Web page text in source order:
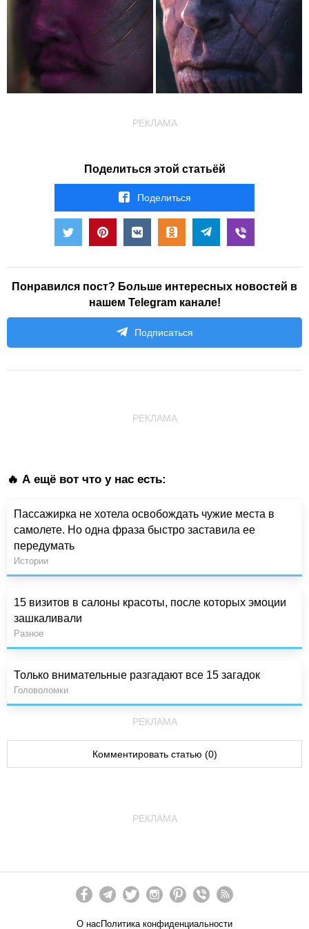
РЕКЛАМА
Поделиться этой статьёй
Поделиться
Понравился пост? Больше интересных новостей в
нашем Telegram канале!
Подписаться
РЕКЛАМА
🔥 А ещё вот что у нас есть:
Пассажирка не хотела освобождать чужие места в
самолете. Но одна фраза быстро заставила ее
передумать
Истории
15 визитов в салоны красоты, после которых эмоции
зашкаливали
Разное
Только внимательные разгадают все 15 загадок
Головоломки
РЕКЛАМА
Комментировать статью (0)
РЕКЛАМА
О насПолитика конфиденциальности